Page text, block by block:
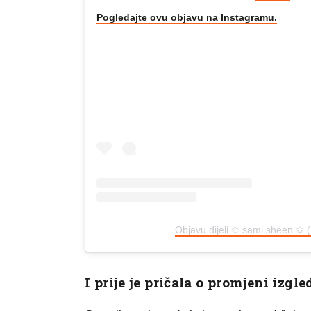
Pogledajte ovu objavu na Instagramu.
Objavu dijeli ✩ sami sheen ✩
I prije je pričala o promjeni